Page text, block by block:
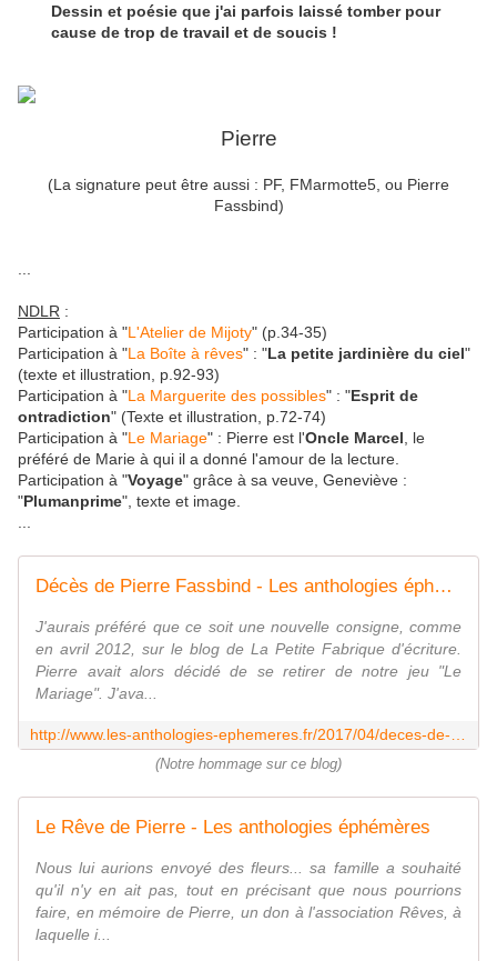
Dessin et poésie que j'ai parfois laissé tomber pour
cause de trop de travail et de soucis !
Pierre
(La signature peut être aussi : PF, FMarmotte5, ou Pierre
Fassbind)
NDLR :
Participation à "L'Atelier de Mijoty" (p.34-35)
Participation à "La Boîte à rêves" : "La petite jardinière du ciel"
(texte et illustration, p.92-93)
Participation à "La Marguerite des possibles" : "Esprit de
ontradiction" (Texte et illustration, p.72-74)
Participation à "Le Mariage" : Pierre est l'Oncle Marcel , le
préféré de Marie à qui il a donné l'amour de la lecture.
Participation à "Voyage" grâce à sa veuve, Geneviève :
"Plumanprime", texte et image.
Décès de Pierre Fassbind - Les anthologies éphémères
J'aurais préféré que ce soit une nouvelle consigne, comme
en avril 2012, sur le blog de La Petite Fabrique d'écriture.
Pierre avait alors décidé de se retirer de notre jeu "Le
Mariage". J'ava...
(Notre hommage sur ce blog)
Le Rêve de Pierre - Les anthologies éphémères
Nous lui aurions envoyé des fleurs... sa famille a souhaité
qu'il n'y en ait pas, tout en précisant que nous pourrions
faire, en mémoire de Pierre, un don à l'association Rêves, à
laquelle i...